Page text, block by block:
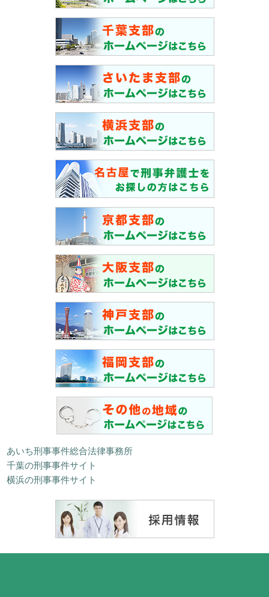
あいち刑事事件総合法律事務所
千葉の刑事事件サイト
横浜の刑事事件サイト